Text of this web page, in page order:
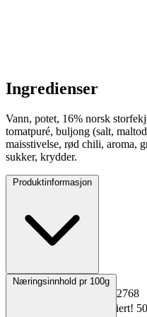
Ingredienser
Vann, potet, 16% norsk
tomatpuré, buljong (salt,
maisstivelse, rød chili, aroma,
sukker, krydder.
Produktinformasjon
Opprinnelsesland Norge
6512768
Kopiert!
Næringsinnhold pr 100g